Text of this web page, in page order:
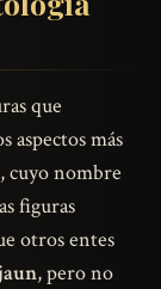
que
aspectos más
, cuyo nombre
figuras
otros entes
, pero no